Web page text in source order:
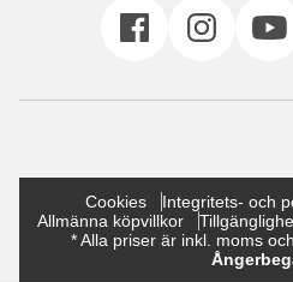
Cookies
Integritets- och
Allmänna köpvillkor
* Alla priser är inkl. moms